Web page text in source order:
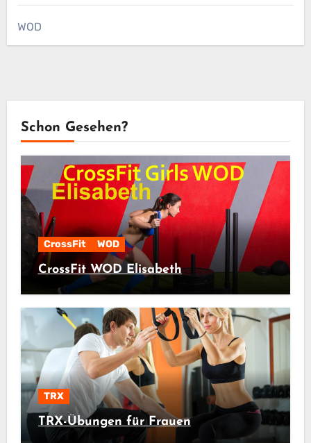
WOD
Schon Gesehen?
CrossFit WOD
CrossFit WOD Elisabeth
TRX
TRX-Übungen für Frauen